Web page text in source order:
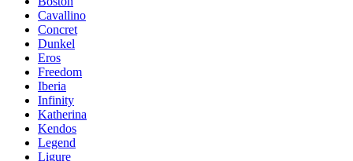
Cavallino
Concret
Dunkel
Eros
Freedom
Iberia
Infinity
Katherina
Kendos
Legend
Ligure